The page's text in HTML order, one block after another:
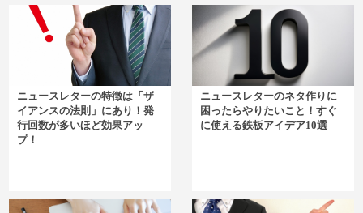
ニュースレターの特徴は「ザ
イアンスの法則」にあり！発
行回数が多いほど効果アッ
プ！
ニュースレターのネタ作りに
困ったらやりたいこと！すぐ
に使える鉄板アイデア10選